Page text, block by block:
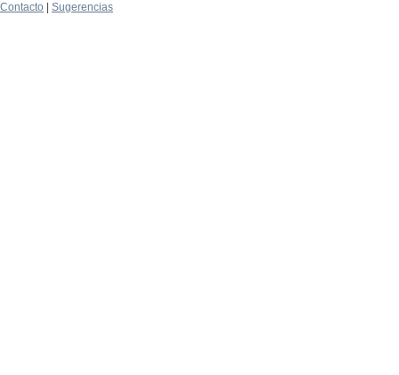
Contacto
Sugerencias